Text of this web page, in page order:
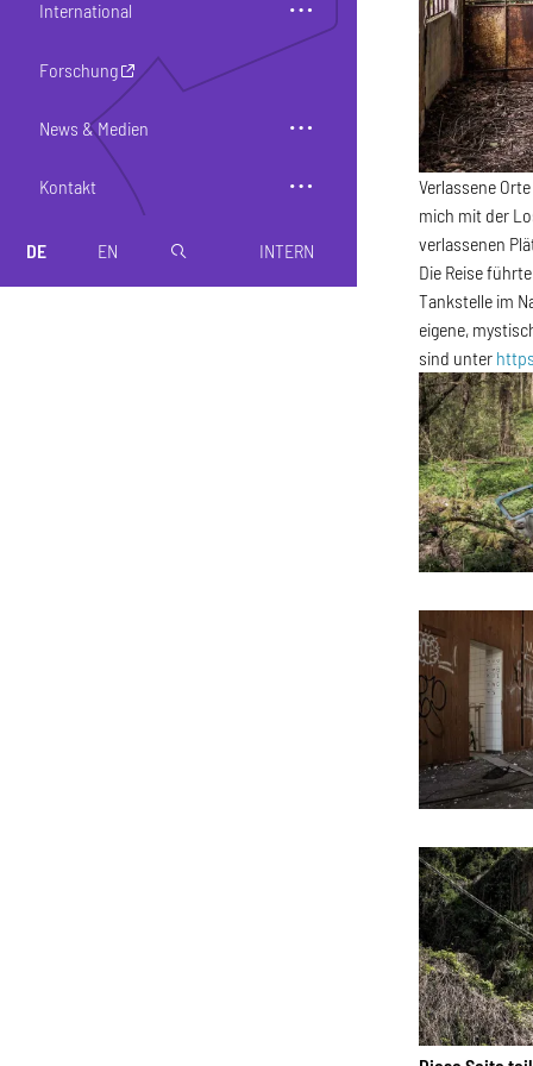
International
Forschung
News & Medien
Kontakt
DE EN magnifier INTERN
Verlassene
mich mit der
verlassenen
Die Reise
Tankstelle im
eigene,
sind unter